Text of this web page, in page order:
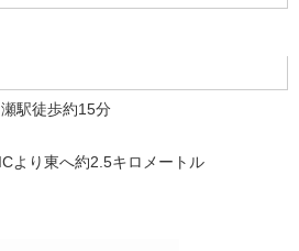
駅徒歩約15分
より東へ約2.5キロメートル